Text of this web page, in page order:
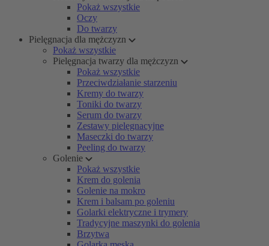
Pokaż wszystkie
Oczy
Do twarzy
Pielęgnacja dla mężczyzn
Pokaż wszystkie
Pielęgnacja twarzy dla mężczyzn
Pokaż wszystkie
Przeciwdziałanie starzeniu
Kremy do twarzy
Toniki do twarzy
Serum do twarzy
Zestawy pielęgnacyjne
Maseczki do twarzy
Peeling do twarzy
Golenie
Pokaż wszystkie
Krem do golenia
Golenie na mokro
Krem i balsam po goleniu
Golarki elektryczne i trymery
Tradycyjne maszynki do golenia
Brzytwa